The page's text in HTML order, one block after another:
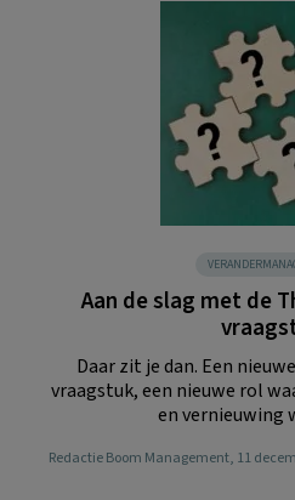
Aan de slag met de
Daar zit je dan. Een
vraagstuk, een nieuwe rol
en
Redactie Boom Management, 11